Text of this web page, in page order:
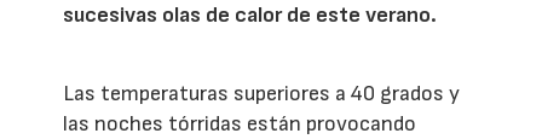
sucesivas olas de calor de este verano.
Las temperaturas superiores a 40 grados y
las noches tórridas están provocando